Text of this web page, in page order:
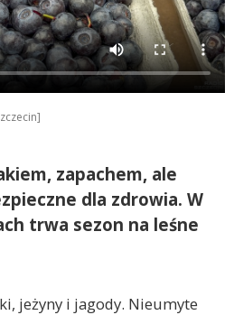
zapachem, ale
dla zdrowia. W
trwa sezon na leśne
jeżyny i jagody. Nieumyte